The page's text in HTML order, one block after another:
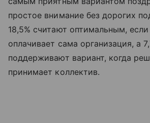
простое внимание без дорогих
18,5% считают оптимальным,
оплачивает сама организация, а
поддерживают вариант, когда
принимает коллектив.